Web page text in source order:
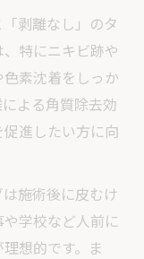
剥離なし」のタ
特にニキビ跡や
素沈着をしっか
よる角質除去効
進したい方に向
施術後に皮むけ
学校など人前に
想的です。ま